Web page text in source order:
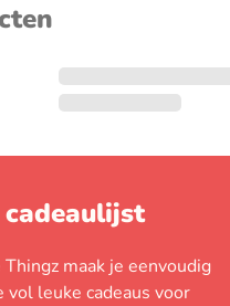
maak je eenvoudig
leuke cadeaus voor